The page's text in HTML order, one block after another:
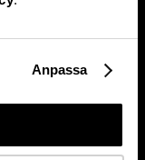
Anpassa
på din